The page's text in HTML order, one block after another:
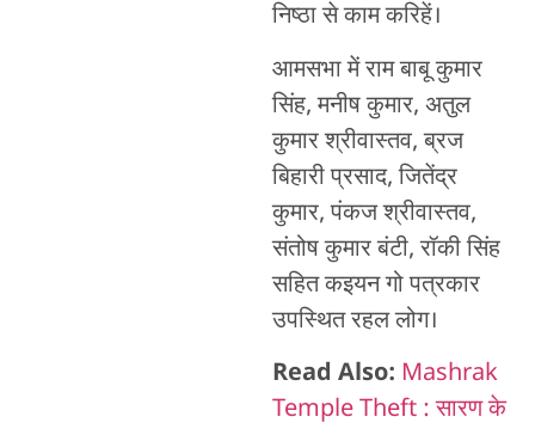
निष्ठा से काम करिहें।
आमसभा में राम बाबू कुमार
सिंह, मनीष कुमार, अतुल
कुमार श्रीवास्तव, ब्रज
बिहारी प्रसाद, जितेंद्र
कुमार, पंकज श्रीवास्तव,
संतोष कुमार बंटी, रॉकी सिंह
सहित कइयन गो पत्रकार
उपस्थित रहल लोग।
Read Also: Mashrak
Temple Theft : सारण के